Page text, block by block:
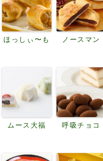
ほっしぃ〜も ノースマン
ムース大福 呼吸チョコ